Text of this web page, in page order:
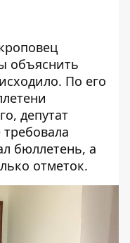
объяснить
По его
депутат
требовала
бюллетень, а
отметок.